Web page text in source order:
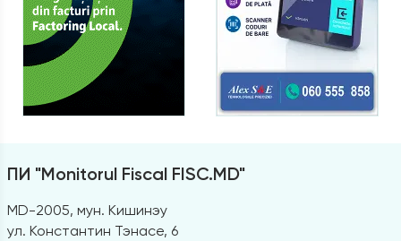
ПИ "Monitorul Fiscal FISC.MD"
MD-2005, мун. Кишинэу
ул. Константин Тэнасе, 6